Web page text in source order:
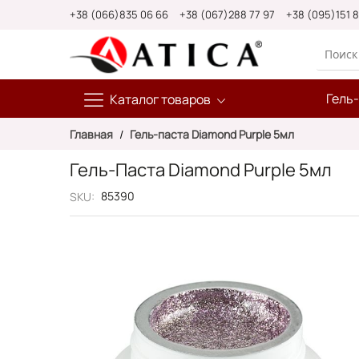
+38 (066)835 06 66 +38 (067)288 77 97 +38 (095)151
Каталог товаров
Главная Гель-паста Diamond Purple 5мл
Гель-Паста Diamond Purple 5мл
SKU 85390
изображений